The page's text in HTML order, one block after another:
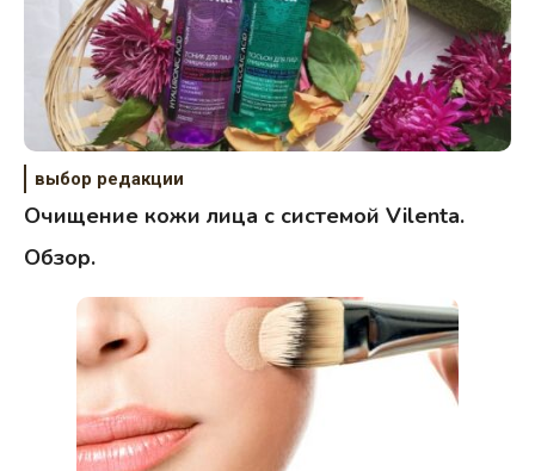
выбор редакции
Очищение кожи лица с системой Vilenta.
Обзор.